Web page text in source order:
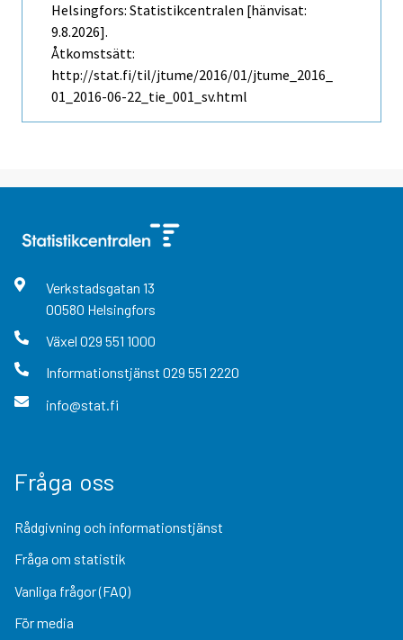
Helsingfors: Statistikcentralen [hänvisat:
9.8.2026].
Åtkomstsätt:
http://stat.fi/til/jtume/2016/01/jtume_2016_
01_2016-06-22_tie_001_sv.html
Verkstadsgatan 13
00580 Helsingfors
Växel 029 551 1000
Informationstjänst 029 551 2220
info@stat.fi
Fråga oss
Rådgivning och informationstjänst
Fråga om statistik
Vanliga frågor (FAQ)
För media